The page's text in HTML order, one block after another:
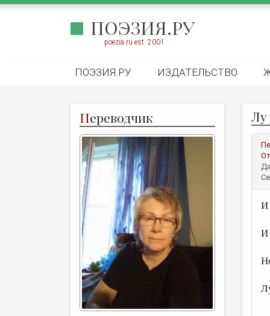
ПОЭЗИЯ.РУ
poezia.ru est. 2001
ПОЭЗИЯ.РУ ИЗДАТЕЛЬСТВО
Переводчик Лу
И
И